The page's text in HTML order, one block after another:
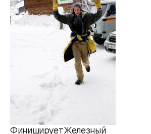
Финиширует Железный